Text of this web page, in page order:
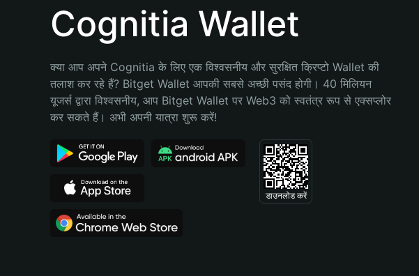
Bahasa Indonesia
Português (Brasil)
Cognitia Wallet
क्या आप अपने Cognitia के लिए एक विश्वसनीय और सुरक्षित क्रिप्टो Wallet की
तलाश कर रहे हैं? Bitget Wallet आपकी सबसे अच्छी पसंद होगी। 40 मिलियन
यूजर्स द्वारा विश्वसनीय, आप Bitget Wallet पर Web3 को स्वतंत्र रूप से एक्सप्लोर
कर सकते हैं। अभी अपनी यात्रा शुरू करें!
डाउनलोड करें